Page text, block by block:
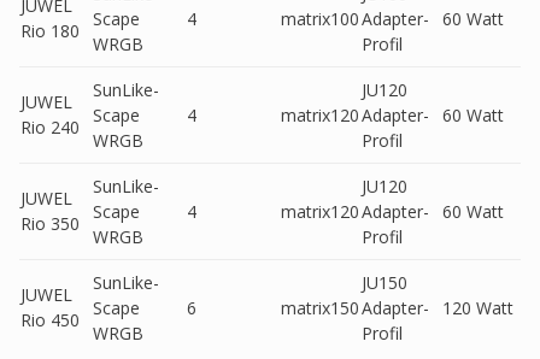
JUWEL
Rio 180
Scape
WRGB
4 matrix100Adapter-
Profil
60 Watt
JUWEL
Rio 240
SunLike-
Scape
WRGB
4 matrix120
JU120
Adapter-
Profil
60 Watt
JUWEL
Rio 350
SunLike-
Scape
WRGB
4 matrix120
JU120
Adapter-
Profil
60 Watt
JUWEL
Rio 450
SunLike-
Scape
WRGB
6 matrix150
JU150
Adapter-
Profil
120 Watt